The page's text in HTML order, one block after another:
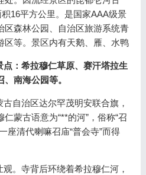
16平方公里。是国家AAA级景
区森林公园、自治区旅游系统青
区等。景区内有天鹅、雁、水鸭
：希拉穆仁草原、赛汗塔拉生
南海公园等。
自治区达尔罕茂明安联合旗，
蒙古语意为“**的河”，俗称“召
座清代喇嘛召庙“普会寺”而得
。寺背后环绕着希拉穆仁河，